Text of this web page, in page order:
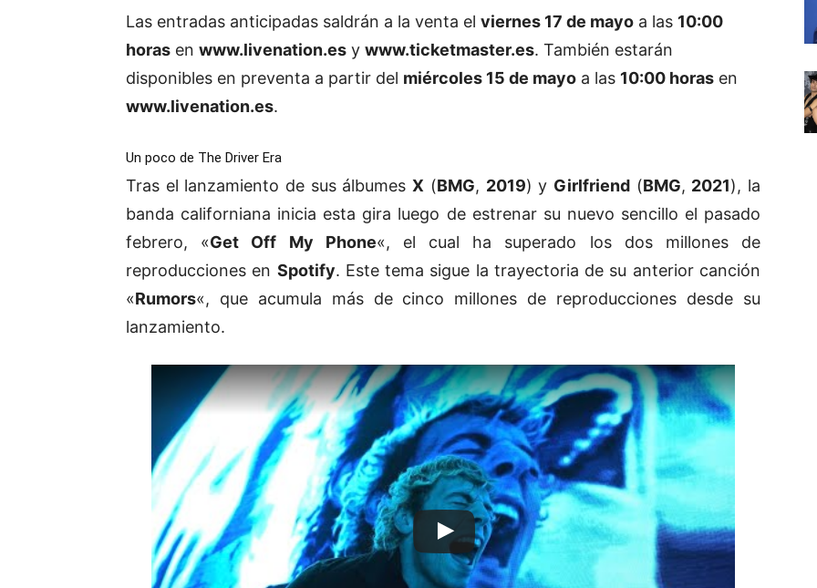
Las entradas anticipadas saldrán a la venta el viernes 17 de mayo a las 10:00
horas en www.livenation.es y www.ticketmaster.es. También estarán
disponibles en preventa a partir del miércoles 15 de mayo a las 10:00 horas en
www.livenation.es.
Un poco de The Driver Era
Tras el lanzamiento de sus álbumes X (BMG, 2019) y Girlfriend(BMG, 2021), la
banda californiana inicia esta gira luego de estrenar su nuevo sencillo el pasado
febrero, «Get Off My Phone«, el cual ha superado los dos millones de
reproducciones en Spotify. Este tema sigue la trayectoria de su anterior canción
«Rumors«, que acumula más de cinco millones de reproducciones desde su
lanzamiento.